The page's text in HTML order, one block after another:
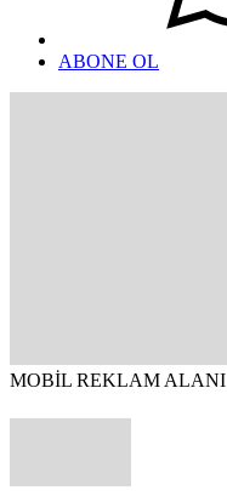
ABONE OL
MOBİL REKLAM ALANI